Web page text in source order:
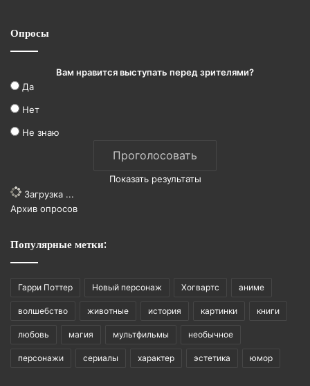
Опросы
Вам нравится выступать перед зрителями?
Да
Нет
Не знаю
Показать результаты
Загрузка ...
Архив опросов
Популярные метки:
Гарри Поттер Новый персонаж Хогвартс аниме
волшебство животные история картинки книги
любовь магия мультфильмы необычное
персонажи сериалы характер эстетика юмор